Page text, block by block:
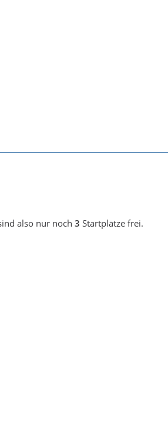
also nur noch 3 Startplätze frei.